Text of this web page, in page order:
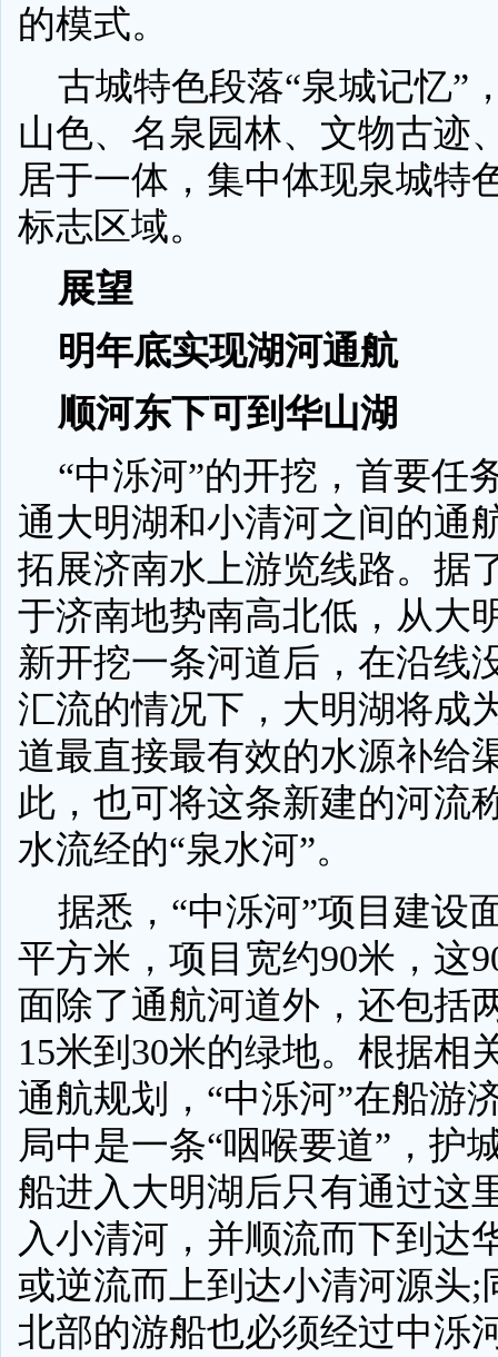
的模式。
古城特色段落“泉城记忆”
山色、名泉园林、文物古迹
居于一体，集中体现泉城特
标志区域。
展望
明年底实现湖河通航
顺河东下可到华山湖
“中泺河”的开挖，首要任
通大明湖和小清河之间的通
拓展济南水上游览线路。据
于济南地势南高北低，从大
新开挖一条河道后，在沿线
汇流的情况下，大明湖将成
道最直接最有效的水源补给
此，也可将这条新建的河流
水流经的“泉水河”。
据悉，“中泺河”项目建设
平方米，项目宽约90米，这
面除了通航河道外，还包括
15米到30米的绿地。根据相
通航规划，“中泺河”在船游
局中是一条“咽喉要道”，护
船进入大明湖后只有通过这
入小清河，并顺流而下到达
或逆流而上到达小清河源头;
北部的游船也必须经过中泺